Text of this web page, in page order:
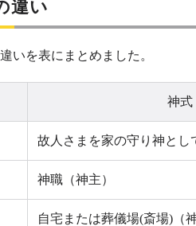
違い
いを表にまとめました。
神式
故人さまを家の守り神とし
神職（神主）
自宅または葬儀場(斎場)（